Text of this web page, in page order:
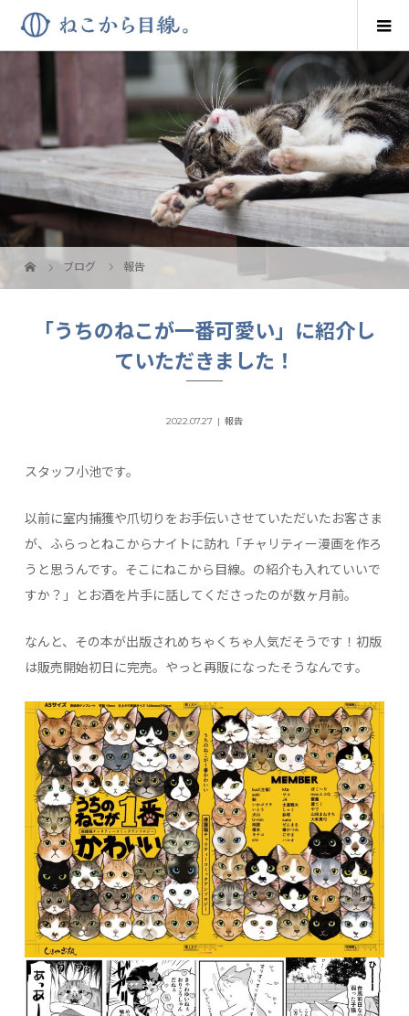
ブログ 報告
「うちのねこが一番可愛い」に紹介し
ていただきました！
2022.07.27 報告
スタッフ小池です。
以前に室内捕獲や爪切りをお手伝いさせていただいたお客さま
が、ふらっとねこからナイトに訪れ「チャリティー漫画を作ろ
うと思うんです。そこにねこから目線。の紹介も入れていいで
すか？」とお酒を片手に話してくださったのが数ヶ月前。
なんと、その本が出版されめちゃくちゃ人気だそうです！初版
は販売開始初日に完売。やっと再販になったそうなんです。